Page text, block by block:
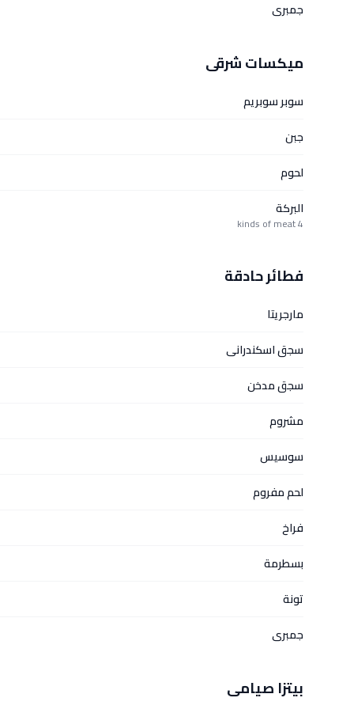
جمبرى
ميكسات شرقى
سوبر سوبريم
جبن
لحوم
البركة
4 kinds of meat
فطائر حادقة
مارجريتا
سجق اسكندرانى
سجق مدخن
مشروم
سوسيس
لحم مفروم
فراخ
بسطرمة
تونة
جمبرى
بيتزا صيامى